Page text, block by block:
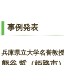
事例発表
兵庫県立大学名誉教授